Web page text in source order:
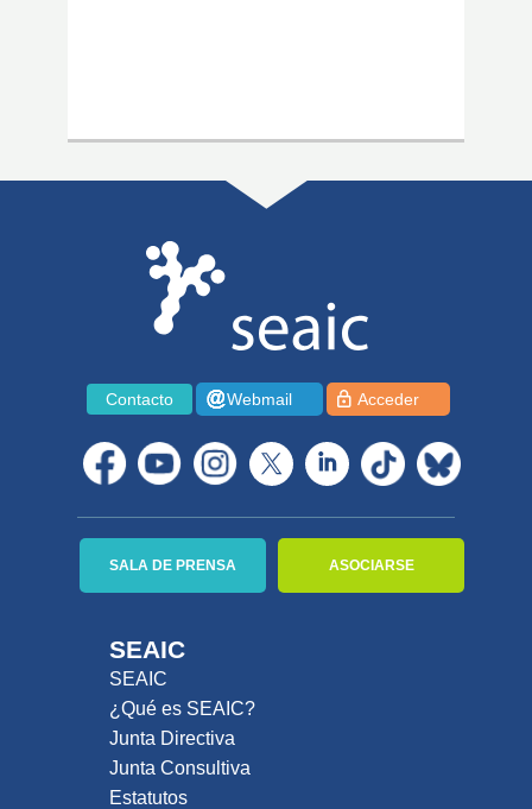
Contacto Webmail Acceder
SEAIC
SEAIC
¿Qué es SEAIC?
Junta Directiva
Junta Consultiva
Estatutos
SALA DE PRENSA ASOCIARSE